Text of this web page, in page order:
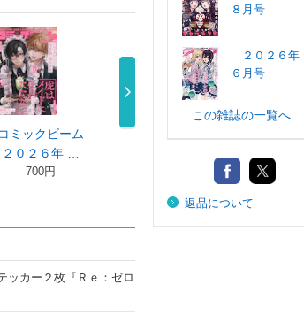
コミックビーム
２０２６年 …
700円
別冊少年マガジ
820円
ッカー２枚『Ｒｅ：ゼロ
８月号
２０２６年
６月号
この雑誌の一覧へ
返品について